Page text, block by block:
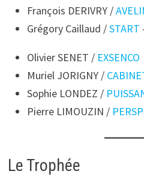
François DERIVRY /
Grégory Caillaud /START
Olivier SENET / EXSENCO
Muriel JORIGNY /
Sophie LONDEZ /
Pierre LIMOUZIN /
Le Trophée